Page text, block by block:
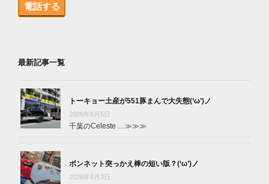
電話する
最新記事一覧
トーキョー土産が551豚まんで大失態(‘ω’)ノ
2026年8月5日
千葉のCeleste …≫≫≫
ボンネット突っかえ棒の短い版？(‘ω’)ノ
2026年8月3日